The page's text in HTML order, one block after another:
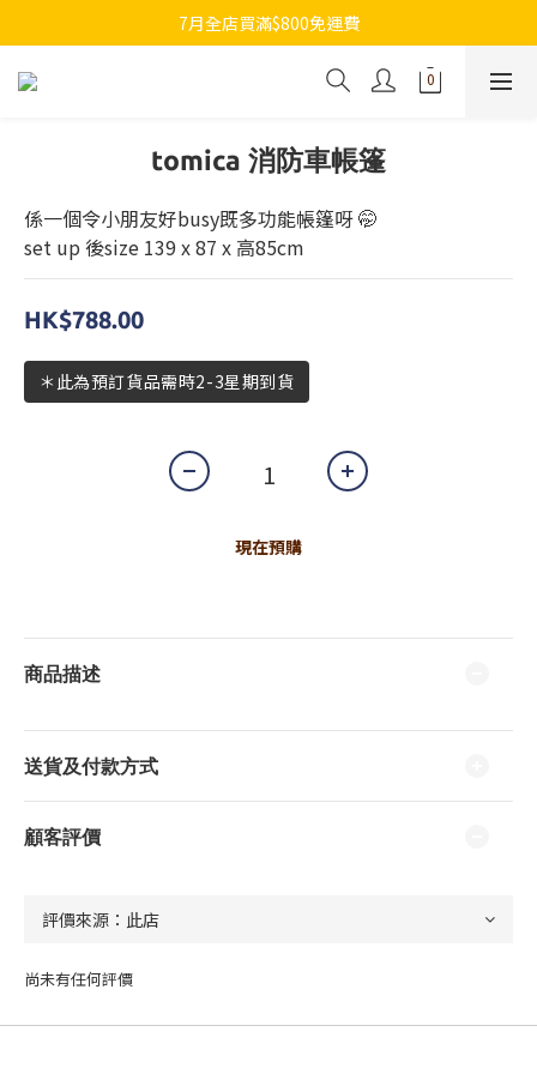
7月全店買滿$800免運費
7月全店買滿$800免運費
歡迎whatsapp查詢各類型日本代購
tomica 消防車帳篷
係一個令小朋友好busy既多功能帳篷呀 🤭
set up 後size 139 x 87 x 高85cm
HK$788.00
＊此為預訂貨品需時2-3星期到貨
現在預購
商品描述
送貨及付款方式
顧客評價
尚未有任何評價